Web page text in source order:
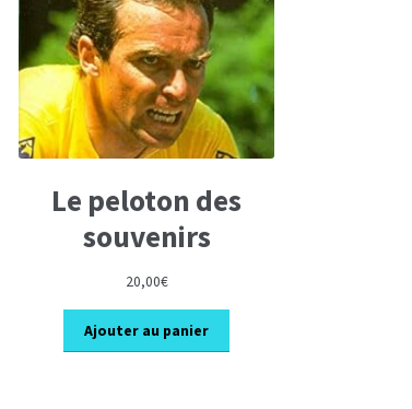
Le peloton des
souvenirs
20,00€
Ajouter au panier